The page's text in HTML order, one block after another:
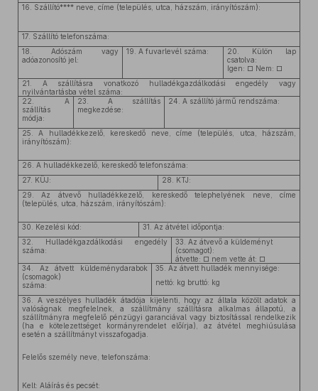
16. Szállító**** neve, címe (település, utca, házszám, irányítószám):
17. Szállító telefonszáma:
18. Adószám vagy
adóazonosító jel:
19. A fuvarlevél száma:
20. Külön lap
csatolva:
Igen: □ Nem: □
21. A szállításra vonatkozó hulladékgazdálkodási engedély vagy
nyilvántartásba vétel száma:
22. A
szállítás
módja:
23. A szállítás
megkezdése:
24. A szállító jármű rendszáma:
25. A hulladékkezelő, kereskedő neve, címe (település, utca, házszám,
irányítószám):
26. A hulladékkezelő, kereskedő telefonszáma:
27. KÜJ:
28. KTJ:
29. Az átvevő hulladékkezelő, kereskedő telephelyének neve, címe
(település, utca, házszám, irányítószám):
30. Kezelési kód:
31. Az átvétel időpontja:
32. Hulladékgazdálkodási engedély
száma:
33. Az átvevő a küldeményt
(csomagot):
átvette: □ nem vette át: □
34. Az átvett küldeménydarabok
(csomagok)
száma:
35. Az átvett hulladék mennyisége:
nettó: kg bruttó: kg
36. A veszélyes hulladék átadója kijelenti, hogy az általa közölt adatok a
valóságnak megfelelnek, a szállítmány szállításra alkalmas állapotú, a
szállítmányra megfelelő pénzügyi garanciával vagy biztosítással rendelkezik
(ha e kötelezettséget kormányrendelet előírja), az átvétel meghiúsulása
esetén a szállítmányt visszafogadja.
Felelős személy neve, telefonszáma:
Kelt: Aláírás és pecsét: